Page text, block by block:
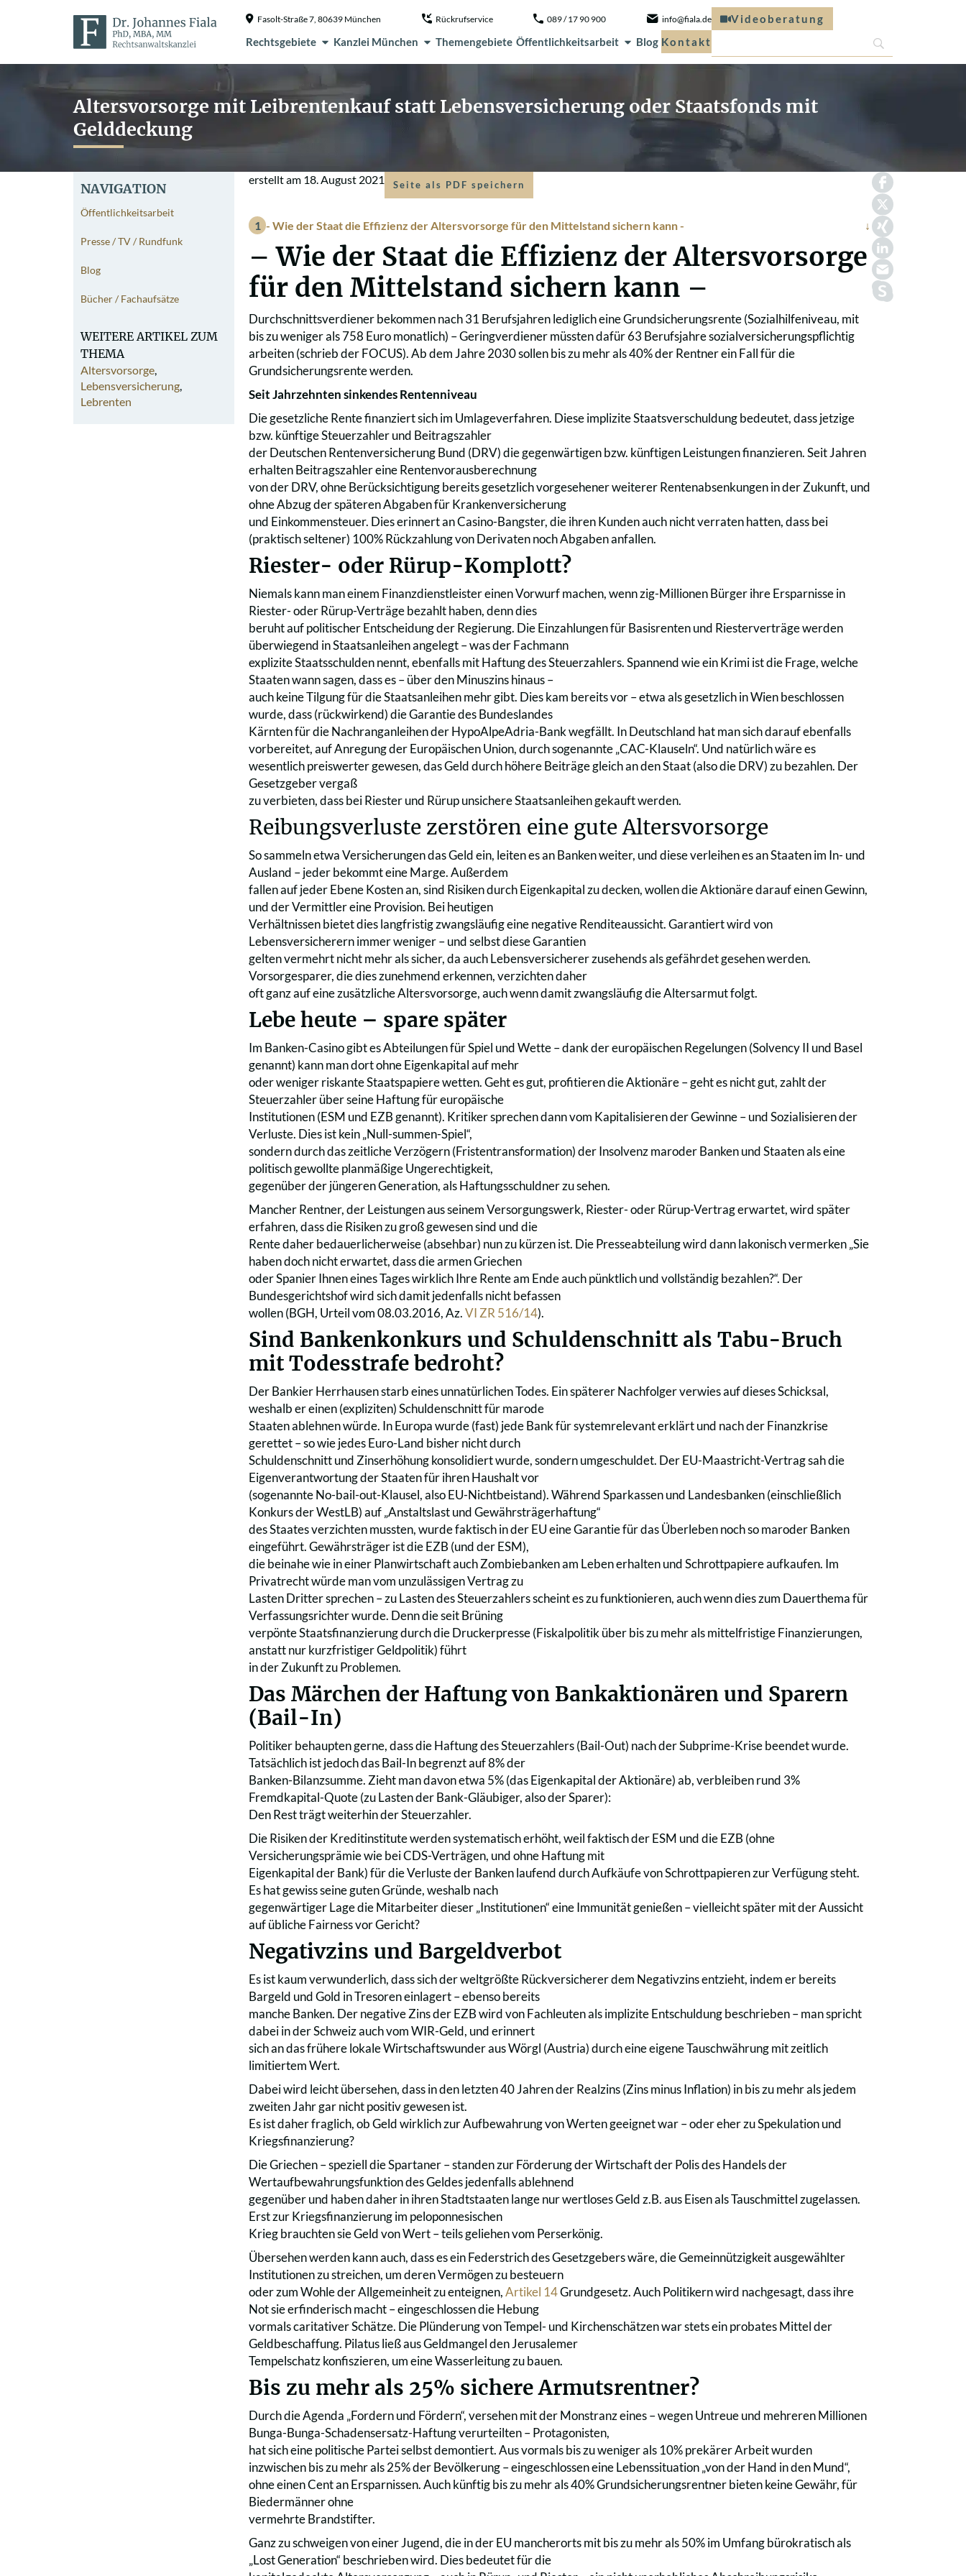
Fasolt-Straße 7, 80639 München Rückrufservice 089 / 17 90 900 info@fiala.de
Rechtsgebiete Kanzlei München Themengebiete Öffentlichkeitsarbeit Blog Kontakt
Videoberatung
Altersvorsorge mit Leibrentenkauf statt Lebensversicherung oder Staatsfonds mit
Gelddeckung
NAVIGATION
Öffentlichkeitsarbeit
Presse / TV / Rundfunk
Blog
Bücher / Fachaufsätze
WEITERE ARTIKEL ZUM
THEMA
Altersvorsorge,
Lebensversicherung,
Lebrenten
erstellt am 18. August 2021 Seite als PDF speichern
- Wie der Staat die Effizienz der Altersvorsorge für den Mittelstand sichern kann -
– Wie der Staat die Effizienz der Altersvorsorge
für den Mittelstand sichern kann –
Durchschnittsverdiener bekommen nach 31 Berufsjahren lediglich eine Grundsicherungsrente (Sozialhilfeniveau, mit
bis zu weniger als 758 Euro monatlich) – Geringverdiener müssten dafür 63 Berufsjahre sozialversicherungspflichtig
arbeiten (schrieb der FOCUS). Ab dem Jahre 2030 sollen bis zu mehr als 40% der Rentner ein Fall für die
Grundsicherungsrente werden.
Seit Jahrzehnten sinkendes Rentenniveau
Die gesetzliche Rente finanziert sich im Umlageverfahren. Diese implizite Staatsverschuldung bedeutet, dass jetzige
bzw. künftige Steuerzahler und Beitragszahler
der Deutschen Rentenversicherung Bund (DRV) die gegenwärtigen bzw. künftigen Leistungen finanzieren. Seit Jahren
erhalten Beitragszahler eine Rentenvorausberechnung
von der DRV, ohne Berücksichtigung bereits gesetzlich vorgesehener weiterer Rentenabsenkungen in der Zukunft, und
ohne Abzug der späteren Abgaben für Krankenversicherung
und Einkommensteuer. Dies erinnert an Casino-Bangster, die ihren Kunden auch nicht verraten hatten, dass bei
(praktisch seltener) 100% Rückzahlung von Derivaten noch Abgaben anfallen.
Riester- oder Rürup-Komplott?
Niemals kann man einem Finanzdienstleister einen Vorwurf machen, wenn zig-Millionen Bürger ihre Ersparnisse in
Riester- oder Rürup-Verträge bezahlt haben, denn dies
beruht auf politischer Entscheidung der Regierung. Die Einzahlungen für Basisrenten und Riesterverträge werden
überwiegend in Staatsanleihen angelegt – was der Fachmann
explizite Staatsschulden nennt, ebenfalls mit Haftung des Steuerzahlers. Spannend wie ein Krimi ist die Frage, welche
Staaten wann sagen, dass es – über den Minuszins hinaus –
auch keine Tilgung für die Staatsanleihen mehr gibt. Dies kam bereits vor – etwa als gesetzlich in Wien beschlossen
wurde, dass (rückwirkend) die Garantie des Bundeslandes
Kärnten für die Nachranganleihen der HypoAlpeAdria-Bank wegfällt. In Deutschland hat man sich darauf ebenfalls
vorbereitet, auf Anregung der Europäischen Union, durch sogenannte „CAC-Klauseln“. Und natürlich wäre es
wesentlich preiswerter gewesen, das Geld durch höhere Beiträge gleich an den Staat (also die DRV) zu bezahlen. Der
Gesetzgeber vergaß
zu verbieten, dass bei Riester und Rürup unsichere Staatsanleihen gekauft werden.
Reibungsverluste zerstören eine gute Altersvorsorge
So sammeln etwa Versicherungen das Geld ein, leiten es an Banken weiter, und diese verleihen es an Staaten im In- und
Ausland – jeder bekommt eine Marge. Außerdem
fallen auf jeder Ebene Kosten an, sind Risiken durch Eigenkapital zu decken, wollen die Aktionäre darauf einen Gewinn,
und der Vermittler eine Provision. Bei heutigen
Verhältnissen bietet dies langfristig zwangsläufig eine negative Renditeaussicht. Garantiert wird von
Lebensversicherern immer weniger – und selbst diese Garantien
gelten vermehrt nicht mehr als sicher, da auch Lebensversicherer zusehends als gefährdet gesehen werden.
Vorsorgesparer, die dies zunehmend erkennen, verzichten daher
oft ganz auf eine zusätzliche Altersvorsorge, auch wenn damit zwangsläufig die Altersarmut folgt.
Lebe heute – spare später
Im Banken-Casino gibt es Abteilungen für Spiel und Wette – dank der europäischen Regelungen (Solvency II und Basel
genannt) kann man dort ohne Eigenkapital auf mehr
oder weniger riskante Staatspapiere wetten. Geht es gut, profitieren die Aktionäre – geht es nicht gut, zahlt der
Steuerzahler über seine Haftung für europäische
Institutionen (ESM und EZB genannt). Kritiker sprechen dann vom Kapitalisieren der Gewinne – und Sozialisieren der
Verluste. Dies ist kein „Null-summen-Spiel“,
sondern durch das zeitliche Verzögern (Fristentransformation) der Insolvenz maroder Banken und Staaten als eine
politisch gewollte planmäßige Ungerechtigkeit,
gegenüber der jüngeren Generation, als Haftungsschuldner zu sehen.
Mancher Rentner, der Leistungen aus seinem Versorgungswerk, Riester- oder Rürup-Vertrag erwartet, wird später
erfahren, dass die Risiken zu groß gewesen sind und die
Rente daher bedauerlicherweise (absehbar) nun zu kürzen ist. Die Presseabteilung wird dann lakonisch vermerken „Sie
haben doch nicht erwartet, dass die armen Griechen
oder Spanier Ihnen eines Tages wirklich Ihre Rente am Ende auch pünktlich und vollständig bezahlen?“. Der
Bundesgerichtshof wird sich damit jedenfalls nicht befassen
wollen (BGH, Urteil vom 08.03.2016, Az.VI ZR 516/14).
Sind Bankenkonkurs und Schuldenschnitt als Tabu-Bruch
mit Todesstrafe bedroht?
Der Bankier Herrhausen starb eines unnatürlichen Todes. Ein späterer Nachfolger verwies auf dieses Schicksal,
weshalb er einen (expliziten) Schuldenschnitt für marode
Staaten ablehnen würde. In Europa wurde (fast) jede Bank für systemrelevant erklärt und nach der Finanzkrise
gerettet – so wie jedes Euro-Land bisher nicht durch
Schuldenschnitt und Zinserhöhung konsolidiert wurde, sondern umgeschuldet. Der EU-Maastricht-Vertrag sah die
Eigenverantwortung der Staaten für ihren Haushalt vor
(sogenannte No-bail-out-Klausel, also EU-Nichtbeistand). Während Sparkassen und Landesbanken (einschließlich
Konkurs der WestLB) auf „Anstaltslast und Gewährsträgerhaftung“
des Staates verzichten mussten, wurde faktisch in der EU eine Garantie für das Überleben noch so maroder Banken
eingeführt. Gewährsträger ist die EZB (und der ESM),
die beinahe wie in einer Planwirtschaft auch Zombiebanken am Leben erhalten und Schrottpapiere aufkaufen. Im
Privatrecht würde man vom unzulässigen Vertrag zu
Lasten Dritter sprechen – zu Lasten des Steuerzahlers scheint es zu funktionieren, auch wenn dies zum Dauerthema für
Verfassungsrichter wurde. Denn die seit Brüning
verpönte Staatsfinanzierung durch die Druckerpresse (Fiskalpolitik über bis zu mehr als mittelfristige Finanzierungen,
anstatt nur kurzfristiger Geldpolitik) führt
in der Zukunft zu Problemen.
Das Märchen der Haftung von Bankaktionären und Sparern
(Bail-In)
Politiker behaupten gerne, dass die Haftung des Steuerzahlers (Bail-Out) nach der Subprime-Krise beendet wurde.
Tatsächlich ist jedoch das Bail-In begrenzt auf 8% der
Banken-Bilanzsumme. Zieht man davon etwa 5% (das Eigenkapital der Aktionäre) ab, verbleiben rund 3%
Fremdkapital-Quote (zu Lasten der Bank-Gläubiger, also der Sparer):
Den Rest trägt weiterhin der Steuerzahler.
Die Risiken der Kreditinstitute werden systematisch erhöht, weil faktisch der ESM und die EZB (ohne
Versicherungsprämie wie bei CDS-Verträgen, und ohne Haftung mit
Eigenkapital der Bank) für die Verluste der Banken laufend durch Aufkäufe von Schrottpapieren zur Verfügung steht.
Es hat gewiss seine guten Gründe, weshalb nach
gegenwärtiger Lage die Mitarbeiter dieser „Institutionen“ eine Immunität genießen – vielleicht später mit der Aussicht
auf übliche Fairness vor Gericht?
Negativzins und Bargeldverbot
Es ist kaum verwunderlich, dass sich der weltgrößte Rückversicherer dem Negativzins entzieht, indem er bereits
Bargeld und Gold in Tresoren einlagert – ebenso bereits
manche Banken. Der negative Zins der EZB wird von Fachleuten als implizite Entschuldung beschrieben – man spricht
dabei in der Schweiz auch vom WIR-Geld, und erinnert
sich an das frühere lokale Wirtschaftswunder aus Wörgl (Austria) durch eine eigene Tauschwährung mit zeitlich
limitiertem Wert.
Dabei wird leicht übersehen, dass in den letzten 40 Jahren der Realzins (Zins minus Inflation) in bis zu mehr als jedem
zweiten Jahr gar nicht positiv gewesen ist.
Es ist daher fraglich, ob Geld wirklich zur Aufbewahrung von Werten geeignet war – oder eher zu Spekulation und
Kriegsfinanzierung?
Die Griechen – speziell die Spartaner – standen zur Förderung der Wirtschaft der Polis des Handels der
Wertaufbewahrungsfunktion des Geldes jedenfalls ablehnend
gegenüber und haben daher in ihren Stadtstaaten lange nur wertloses Geld z.B. aus Eisen als Tauschmittel zugelassen.
Erst zur Kriegsfinanzierung im peloponnesischen
Krieg brauchten sie Geld von Wert – teils geliehen vom Perserkönig.
Übersehen werden kann auch, dass es ein Federstrich des Gesetzgebers wäre, die Gemeinnützigkeit ausgewählter
Institutionen zu streichen, um deren Vermögen zu besteuern
oder zum Wohle der Allgemeinheit zu enteignen,Artikel 14Grundgesetz. Auch Politikern wird nachgesagt, dass ihre
Not sie erfinderisch macht – eingeschlossen die Hebung
vormals caritativer Schätze. Die Plünderung von Tempel- und Kirchenschätzen war stets ein probates Mittel der
Geldbeschaffung. Pilatus ließ aus Geldmangel den Jerusalemer
Tempelschatz konfiszieren, um eine Wasserleitung zu bauen.
Bis zu mehr als 25% sichere Armutsrentner?
Durch die Agenda „Fordern und Fördern“, versehen mit der Monstranz eines – wegen Untreue und mehreren Millionen
Bunga-Bunga-Schadensersatz-Haftung verurteilten – Protagonisten,
hat sich eine politische Partei selbst demontiert. Aus vormals bis zu weniger als 10% prekärer Arbeit wurden
inzwischen bis zu mehr als 25% der Bevölkerung – eingeschlossen eine Lebenssituation „von der Hand in den Mund“,
ohne einen Cent an Ersparnissen. Auch künftig bis zu mehr als 40% Grundsicherungsrentner bieten keine Gewähr, für
Biedermänner ohne
vermehrte Brandstifter.
Ganz zu schweigen von einer Jugend, die in der EU mancherorts mit bis zu mehr als 50% im Umfang bürokratisch als
„Lost Generation“ beschrieben wird. Dies bedeutet für die